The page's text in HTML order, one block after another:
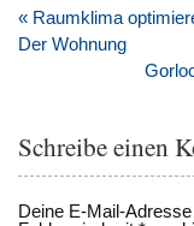
Beitragsnavigation
« Raumklima
Der Wohnung
Schreibe einen
Deine E-Mail-